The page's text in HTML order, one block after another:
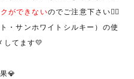
ができないのでご注意下さい🙇‍♀️
・サンホワイトシルキー）の使
してます💛
💎